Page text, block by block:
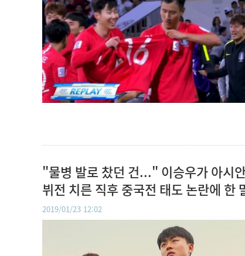
"물병 발로 찼던 건..." 이승우가 아시
뷔전 치른 직후 중국전 태도 논란에 한
2019/01/23 12:02